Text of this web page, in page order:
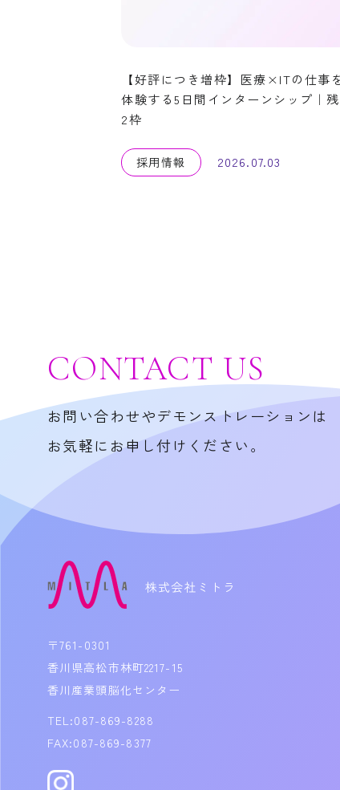
【好評につき増枠】医療×ITの仕事
体験する5日間インターンシップ｜残
2枠
採用情報 2026.07.03
CONTACT US
お問い合わせやデモンストレーションは
お気軽にお申し付けください。
〒761-0301
香川県高松市林町2217-15
香川産業頭脳化センター
TEL:087-869-8288
FAX:087-869-8377